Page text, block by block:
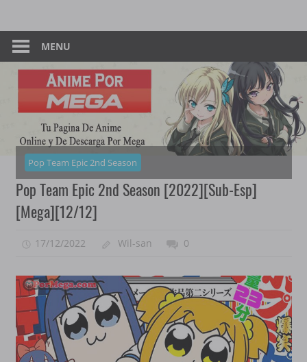
content
Anime
–
Por
Mega
Pagina
De
Descarga
Mega
MENU
Pop Team Epic 2nd Season
Pop Team Epic 2nd Season [2022][Sub-Esp]
[Mega][12/12]
17/12/2022 Wil-san 0